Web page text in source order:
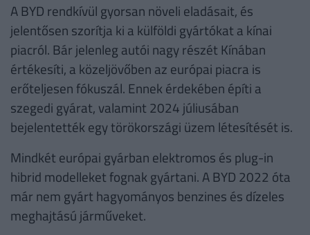
A BYD rendkívül gyorsan növeli eladásait, és
jelentősen szorítja ki a külföldi gyártókat a kínai
piacról. Bár jelenleg autói nagy részét Kínában
értékesíti, a közeljövőben az európai piacra is
erőteljesen fókuszál. Ennek érdekében építi a
szegedi gyárat, valamint 2024 júliusában
bejelentették egy törökországi üzem létesítését is.
Mindkét európai gyárban elektromos és plug-in
hibrid modelleket fognak gyártani. A BYD 2022 óta
már nem gyárt hagyományos benzines és dízeles
meghajtású járműveket.